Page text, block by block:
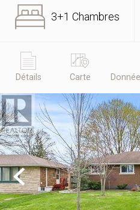
3+1 Chambres
Détails Carte
Previous